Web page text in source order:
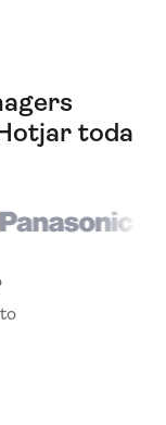
toda